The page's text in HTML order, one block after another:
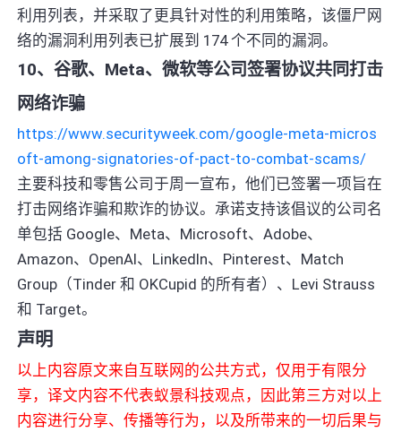
利用列表，并采取了更具针对性的利用策略，该僵尸网
络的漏洞利用列表已扩展到 174 个不同的漏洞。
10、谷歌、Meta、微软等公司签署协议共同打击
网络诈骗
https://www.securityweek.com/google-meta-micros
oft-among-signatories-of-pact-to-combat-scams/
主要科技和零售公司于周一宣布，他们已签署一项旨在
打击网络诈骗和欺诈的协议。承诺支持该倡议的公司名
单包括 Google、Meta、Microsoft、Adobe、
Amazon、OpenAI、LinkedIn、Pinterest、Match
Group（Tinder 和 OKCupid 的所有者）、Levi Strauss
和 Target。
声明
以上内容原文来自互联网的公共方式，仅用于有限分
享，译文内容不代表蚁景科技观点，因此第三方对以上
内容进行分享、传播等行为，以及所带来的一切后果与